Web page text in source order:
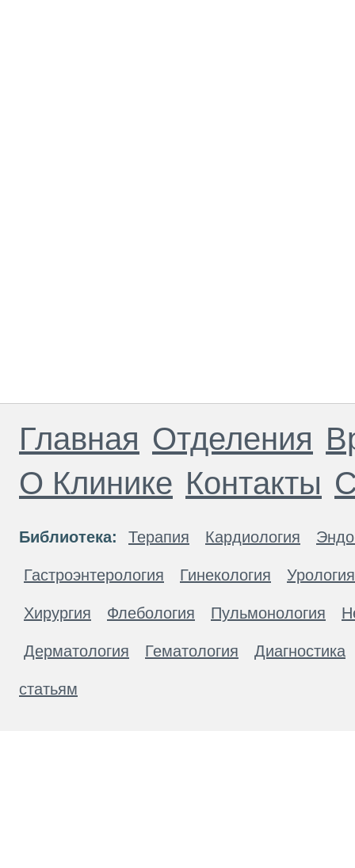
Главная Отделения
О Клинике Контакты
Библиотека: Терапия Кардиология
Гастроэнтерология Гинекология Урология
Хирургия Флебология Пульмонология
Дерматология Гематология Диагностика
статьям